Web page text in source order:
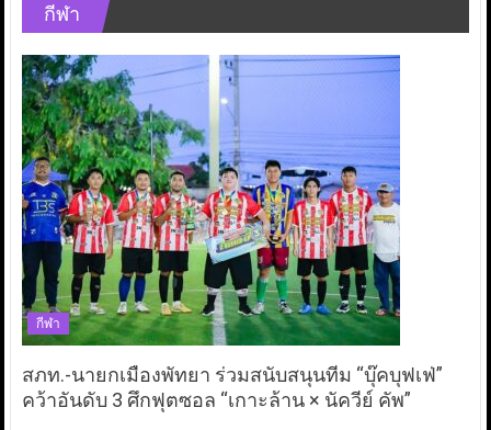
กีฬา
กีฬา
สภท.-นายกเมืองพัทยา ร่วมสนับสนุนทีม “บุ๊คบุฟเฟ่”
คว้าอันดับ 3 ศึกฟุตซอล “เกาะล้าน × นัควีย์ คัพ”